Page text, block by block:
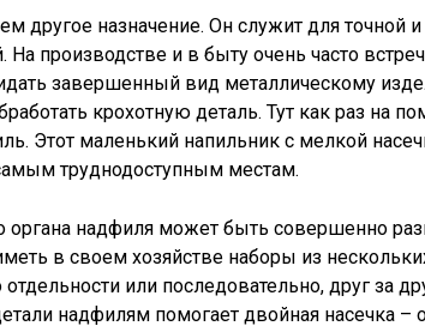
другое назначение. Он служит для точной
На производстве и в быту очень часто
завершенный вид металлическому
крохотную деталь. Тут как раз на
Этот маленький напильник с мелкой
труднодоступным местам.
органа надфиля может быть совершенно
в своем хозяйстве наборы из
отдельности или последовательно, друг за
надфилям помогает двойная насечка –